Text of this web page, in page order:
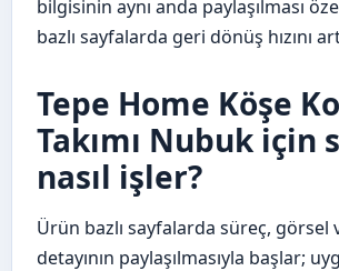
bilgisinin aynı anda paylaşılması
bazlı sayfalarda geri dönüş hızını
Tepe Home Köşe
Takımı Nubuk için
nasıl işler?
Ürün bazlı sayfalarda süreç, görsel
detayının paylaşılmasıyla başlar;